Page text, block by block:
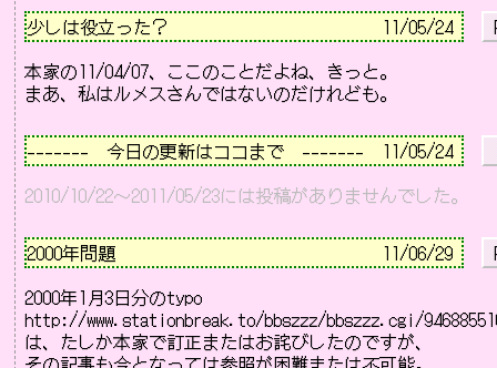
少しは役立った？ 11/05/24
本家の11/04/07、ここのことだよね、きっと。
-------　今日の更新はココまで　-------  11/05/24
2010/10/22～2011/05/23には投稿がありませんでした。
2000年問題 11/06/29
http://www.stationbreak.to/bbszzz/bbszzz.cgi/